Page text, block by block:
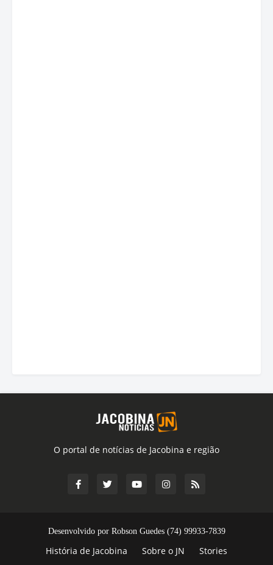
O portal de notícias de Jacobina e região
Desenvolvido por Robson Guedes (74) 99933-7839
História de Jacobina Sobre o JN Stories